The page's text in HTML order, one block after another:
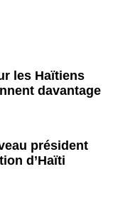
les Haïtiens
davantage
président
d’Haïti